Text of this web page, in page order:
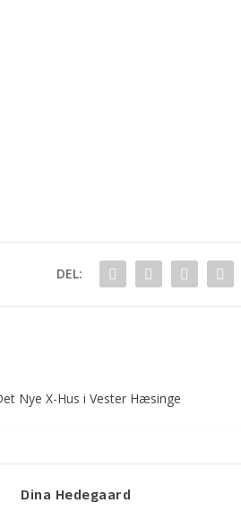
DEL:
Nye X-Hus i Vester Hæsinge
Dina Hedegaard